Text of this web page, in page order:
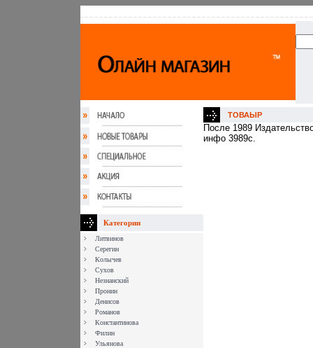
Категории
Литвинов
Серегин
Колычев
Сухов
Незнанский
Пронин
Денисов
Романов
Константинова
Филин
Ульянова
ТОВАЫР
После 1989
инфо 3989c.